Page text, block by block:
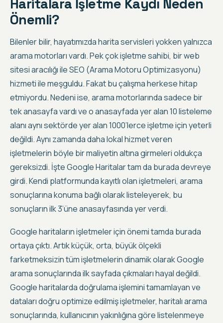
Haritalara İşletme Kaydı Neden
Önemli?
Bilenler bilir, hayatımızda harita servisleri yokken yalnızca
arama motorları vardı. Pek çok işletme sahibi, bir web
sitesi aracılığı ileSEO (Arama Motoru Optimizasyonu)
hizmeti ile meşguldu. Fakat bu çalışma herkese hitap
etmiyordu. Nedeni ise, arama motorlarında sadece bir
tek anasayfa vardı ve o anasayfada yer alan10 listeleme
alanı aynı sektörde yer alan 1000’lerce işletme için yeterli
değildi. Aynı zamanda daha lokal hizmet veren
işletmelerin böyle bir maliyetin altına girmeleri oldukça
gereksizdi. İşte Google Haritalar tam da burada devreye
girdi. Kendi platformunda kayıtlı olan işletmeleri, arama
sonuçlarına konuma bağlı olarak listeleyerek, bu
sonuçların ilk 3’üne anasayfasında yer verdi.
Google haritaların işletmeler için önemi tamda burada
ortaya çıktı. Artık küçük, orta, büyük ölçekli
farketmeksizin tüm işletmelerin dinamik olarakGoogle
arama sonuçlarında ilk sayfada çıkmalarıhayal değildi.
Google haritalarda doğrulama işlemini tamamlayan ve
dataları doğru optimize edilmiş işletmeler, haritalı arama
sonuçlarında, kullanıcının yakınlığına göre listelenmeye